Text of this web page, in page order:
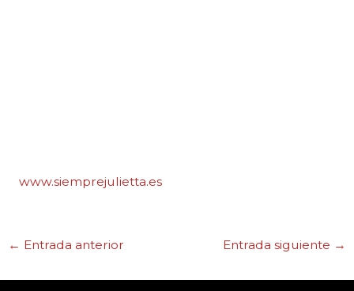
www.siemprejulietta.es
← Entrada anterior Entrada siguiente →